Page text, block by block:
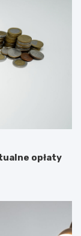
opłaty